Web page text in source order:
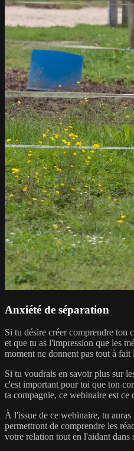
Anxiété de séparation
Si tu désire créer comprendre ton
et que tu as l'impression que les
moment ne donnent pas tout à fait
Si tu voudrais en savoir plus sur
c'est important pour toi que ton
ta compagnie, ce webinaire est ce
À l'issue de ce webinaire, tu auras
permettront de comprendre les
votre relation tout en l'aidant dans